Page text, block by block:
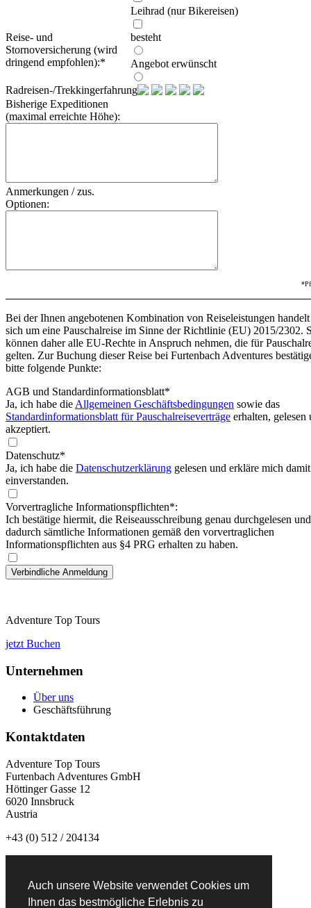
Auch unsere Website verwendet Cookies um
Ihnen das bestmögliche Erlebnis zu
Leihrad (nur Bikereisen)
Reise- und
Stornoversicherung (wird
dringend empfohlen):*
besteht
Angebot erwünscht
Radreisen-/Trekkingerfahrung:
Bisherige Expeditionen
(maximal erreichte Höhe):
Anmerkungen / zus.
Optionen:
Bei der Ihnen angebotenen Kombination von Reiseleistungen handelt
sich um eine Pauschalreise im Sinne der Richtlinie (EU) 2015/2302.
können daher alle EU-Rechte in Anspruch nehmen, die für
gelten. Zur Buchung dieser Reise bei Furtenbach Adventures
bitte folgende Punkte:
AGB und Standardinformationsblatt*
Ja, ich habe die Allgemeinen Geschäftsbedingungen sowie das
Standardinformationsblatt für Pauschalreiseverträge erhalten, gelesen
akzeptiert.
Datenschutz*
Ja, ich habe die Datenschutzerklärung gelesen und erkläre mich damit
einverstanden.
Vorvertragliche Informationspflichten*:
Ich bestätige hiermit, die Reiseausschreibung genau durchgelesen und
dadurch sämtliche Informationen gemäß den vorvertraglichen
Informationspflichten aus §4 PRG erhalten zu haben.
Adventure Top Tours
jetzt Buchen
Unternehmen
Über uns
Geschäftsführung
Kontaktdaten
Adventure Top Tours
Furtenbach Adventures GmbH
Höttinger Gasse 12
6020 Innsbruck
Austria
+43 (0) 512 / 204134
Newsletteranmeldung: